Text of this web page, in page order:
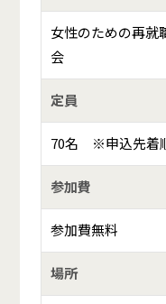
女性のための再就
会
定員
70名 ※申込先着
参加費
参加費無料
場所